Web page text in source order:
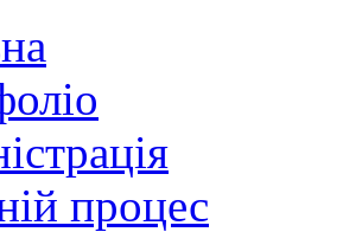
процес